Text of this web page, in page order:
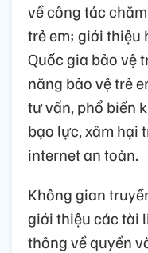
về công tác
trẻ em; giới thiệu
Quốc gia bảo vệ
năng bảo vệ trẻ
tư vấn, phổ biến
bạo lực, xâm hại
internet an toàn.
Không gian
giới thiệu các tài
thông về quyền